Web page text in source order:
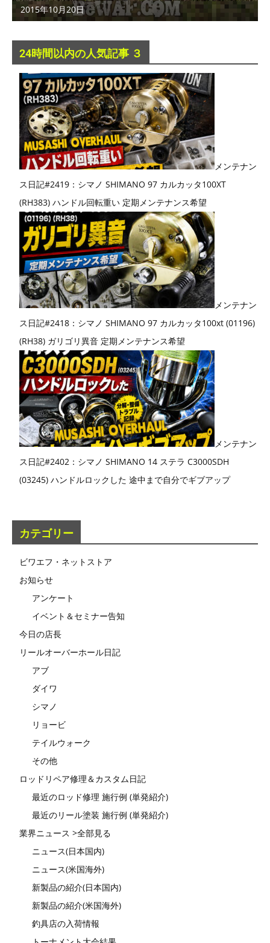
2015年10月20日
24時間以内の人気記事 ３
メンテナン
ス日記#2419：シマノ SHIMANO 97 カルカッタ100XT
(RH383) ハンドル回転重い 定期メンテナンス希望
メンテナン
ス日記#2418：シマノ SHIMANO 97 カルカッタ100xt (01196)
(RH38) ガリゴリ異音 定期メンテナンス希望
メンテナン
ス日記#2402：シマノ SHIMANO 14 ステラ C3000SDH
(03245) ハンドルロックした 途中まで自分でギブアップ
カテゴリー
ビワエフ・ネットストア
お知らせ
アンケート
イベント＆セミナー告知
今日の店長
リールオーバーホール日記
アブ
ダイワ
シマノ
リョービ
テイルウォーク
その他
ロッドリペア修理＆カスタム日記
最近のロッド修理 施行例 (単発紹介)
最近のリール塗装 施行例 (単発紹介)
業界ニュース >全部見る
ニュース(日本国内)
ニュース(米国海外)
新製品の紹介(日本国内)
新製品の紹介(米国海外)
釣具店の入荷情報